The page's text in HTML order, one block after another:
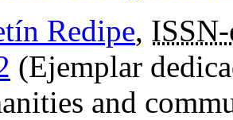
Redipe,
(Ejemplar
and